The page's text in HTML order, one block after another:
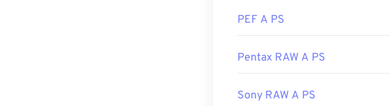
PEF A PS
Pentax RAW A PS
Sony RAW A PS